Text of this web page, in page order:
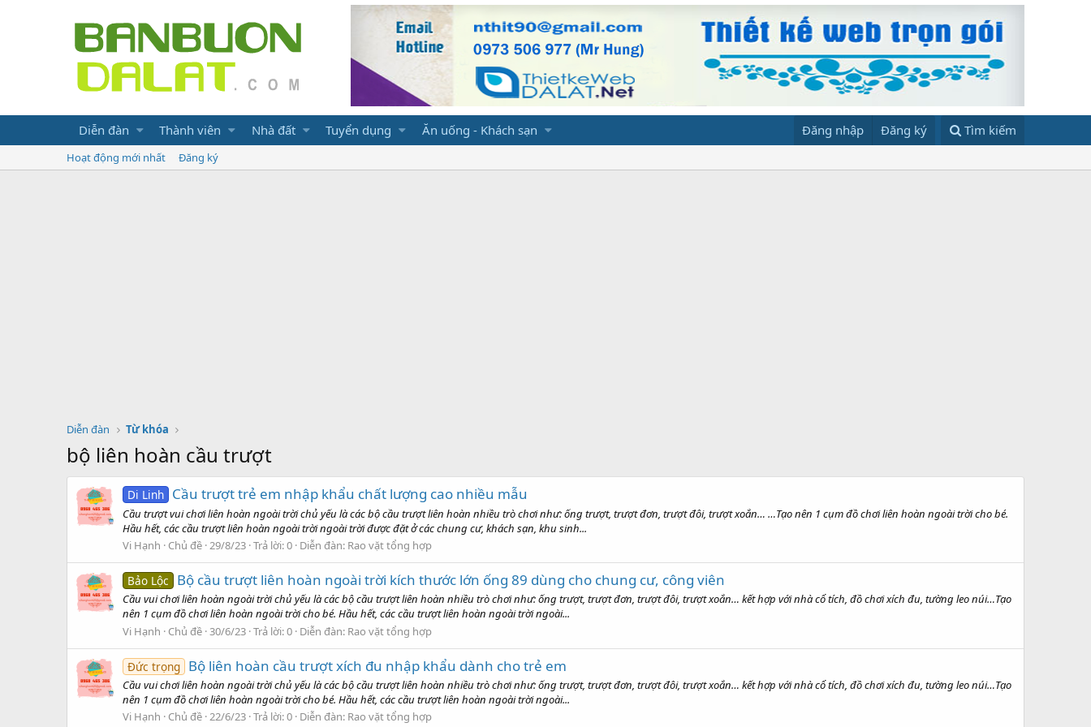
Diễn đàn Thành viên Nhà đất Tuyển dụng Ăn uống - Khách sạn Đăng nhập Đăng ký Tìm kiếm
Hoạt động mới nhất Đăng ký
Diễn đàn Từ khóa
bộ liên hoàn cầu trượt
Di Linh Cầu trượt trẻ em nhập khẩu chất lượng cao nhiều mẫu
Cầu trượt vui chơi liên hoàn ngoài trời chủ yếu là các bộ cầu trượt liên hoàn nhiều trò chơi như: ống trượt, trượt đơn, trượt đôi, trượt xoắn… …Tạo nên 1 cụm đồ chơi liên hoàn ngoài trời cho bé.
Hầu hết, các cầu trượt liên hoàn ngoài trời ngoài trời được đặt ở các chung cư, khách sạn, khu sinh...
Vi Hạnh
Chủ đề 29/8/23 Trả lời: 0 Diễn đàn: Rao vặt tổng hợp
Bảo Lộc Bộ cầu trượt liên hoàn ngoài trời kích thước lớn ống 89 dùng cho chung cư, công viên
Cầu vui chơi liên hoàn ngoài trời chủ yếu là các bộ cầu trượt liên hoàn nhiều trò chơi như: ống trượt, trượt đơn, trượt đôi, trượt xoắn… kết hợp với nhà cổ tích, đồ chơi xích đu, tường leo núi…Tạo
nên 1 cụm đồ chơi liên hoàn ngoài trời cho bé. Hầu hết, các cầu trượt liên hoàn ngoài trời ngoài...
Vi Hạnh
Chủ đề 30/6/23 Trả lời: 0 Diễn đàn: Rao vặt tổng hợp
Đức trọng Bộ liên hoàn cầu trượt xích đu nhập khẩu dành cho trẻ em
Cầu vui chơi liên hoàn ngoài trời chủ yếu là các bộ cầu trượt liên hoàn nhiều trò chơi như: ống trượt, trượt đơn, trượt đôi, trượt xoắn… kết hợp với nhà cổ tích, đồ chơi xích đu, tường leo núi…Tạo
nên 1 cụm đồ chơi liên hoàn ngoài trời cho bé. Hầu hết, các cầu trượt liên hoàn ngoài trời ngoài...
Vi Hạnh
Chủ đề 22/6/23 Trả lời: 0 Diễn đàn: Rao vặt tổng hợp